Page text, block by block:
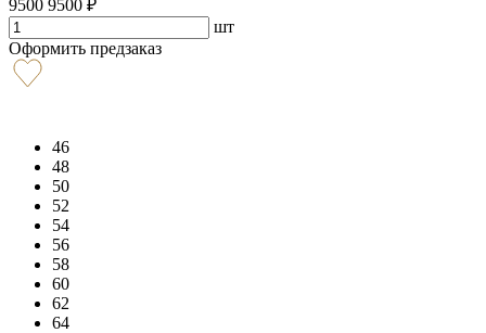
9500 9500 ₽
шт
Оформить предзаказ
46
48
50
52
54
56
58
60
62
64